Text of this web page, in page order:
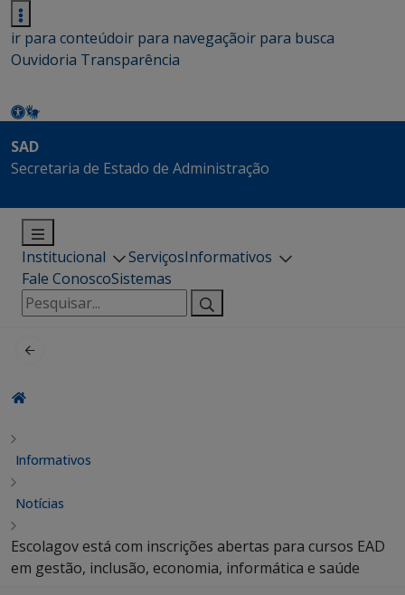
ir para conteúdoir para navegaçãoir para busca
Ouvidoria Transparência
SAD
Secretaria de Estado de Administração
Institucional ServiçosInformativos
Fale ConoscoSistemas
Pesquisar
por:
Informativos
Notícias
Escolagov está com inscrições abertas para cursos EAD
em gestão, inclusão, economia, informática e saúde